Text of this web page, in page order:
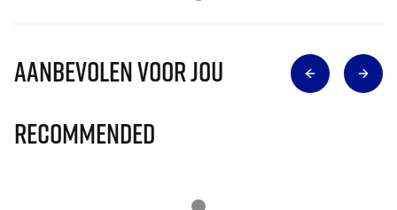
Aanbevolen voor jou
Recommended